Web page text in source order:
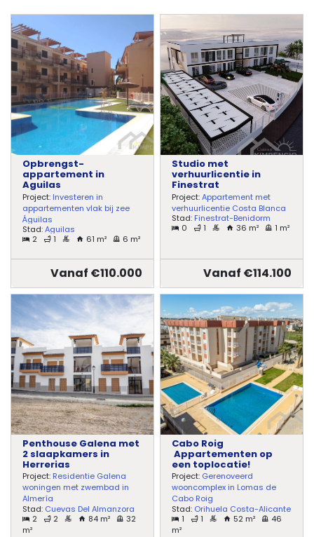
Opbrengst-
appartement in
Aguilas
Project: Investeren in
appartementen vlak bij zee
Águilas
Stad:Aguilas
2
1 61 m² 6 m²
Vanaf €110.000
Studio met
verhuurlicentie in
Finestrat
Project:Appartement met
verhuurlicentie Costa Blanca
Stad: Finestrat-Benidorm
0
1 36 m² 1 m²
Vanaf €114.100
Penthouse Galena met
2 slaapkamers in
Herrerias
Project: Residentie Galena
woningen met zwembad in
Almería
Stad: Cuevas Del Almanzora
2
2 84 m²
32
m²
Cabo Roig
Appartementen op
een toplocatie!
Project: Gerenoveerd
wooncomplex in Lomas de
Cabo Roig
Stad: Orihuela Costa-Alicante
1
1 52 m²
46
m²